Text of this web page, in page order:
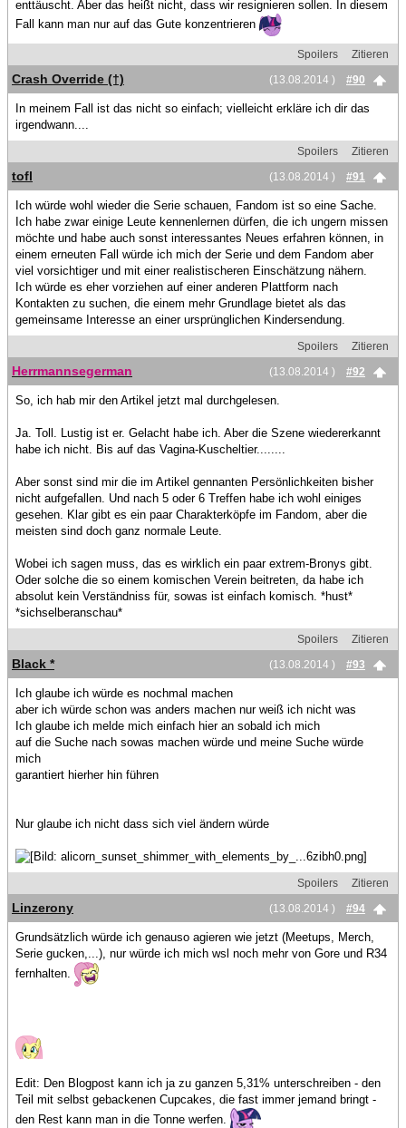
enttäuscht. Aber das heißt nicht, dass wir resignieren sollen. In diesem
Fall kann man nur auf das Gute konzentrieren
Spoilers
Zitieren
(13.08.2014 )
#90
Crash Override (†)
In meinem Fall ist das nicht so einfach; vielleicht erkläre ich dir das
irgendwann....
Spoilers
Zitieren
(13.08.2014 )
#91
tofl
Ich würde wohl wieder die Serie schauen, Fandom ist so eine Sache.
Ich habe zwar einige Leute kennenlernen dürfen, die ich ungern missen
möchte und habe auch sonst interessantes Neues erfahren können, in
einem erneuten Fall würde ich mich der Serie und dem Fandom aber
viel vorsichtiger und mit einer realistischeren Einschätzung nähern.
Ich würde es eher vorziehen auf einer anderen Plattform nach
Kontakten zu suchen, die einem mehr Grundlage bietet als das
gemeinsame Interesse an einer ursprünglichen Kindersendung.
Spoilers
Zitieren
(13.08.2014 )
#92
Herrmannsegerman
So, ich hab mir den Artikel jetzt mal durchgelesen.
Ja. Toll. Lustig ist er. Gelacht habe ich. Aber die Szene wiedererkannt
habe ich nicht. Bis auf das Vagina-Kuscheltier........
Aber sonst sind mir die im Artikel gennanten Persönlichkeiten bisher
nicht aufgefallen. Und nach 5 oder 6 Treffen habe ich wohl einiges
gesehen. Klar gibt es ein paar Charakterköpfe im Fandom, aber die
meisten sind doch ganz normale Leute.
Wobei ich sagen muss, das es wirklich ein paar extrem-Bronys gibt.
Oder solche die so einem komischen Verein beitreten, da habe ich
absolut kein Verständniss für, sowas ist einfach komisch. *hust*
*sichselberanschau*
Spoilers
Zitieren
(13.08.2014 )
#93
Black *
Ich glaube ich würde es nochmal machen
aber ich würde schon was anders machen nur weiß ich nicht was
Ich glaube ich melde mich einfach hier an sobald ich mich
auf die Suche nach sowas machen würde und meine Suche würde
mich
garantiert hierher hin führen
Nur glaube ich nicht dass sich viel ändern würde
Spoilers
Zitieren
(13.08.2014 )
#94
Linzerony
Grundsätzlich würde ich genauso agieren wie jetzt (Meetups, Merch,
Serie gucken,...), nur würde ich mich wsl noch mehr von Gore und R34
fernhalten.
Edit: Den Blogpost kann ich ja zu ganzen 5,31% unterschreiben - den
Teil mit selbst gebackenen Cupcakes, die fast immer jemand bringt -
den Rest kann man in die Tonne werfen.